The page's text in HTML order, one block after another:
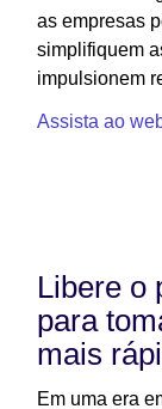
as empresas
simplifiquem
impulsionem
Assista ao
Libere o
para
mais
Em uma era